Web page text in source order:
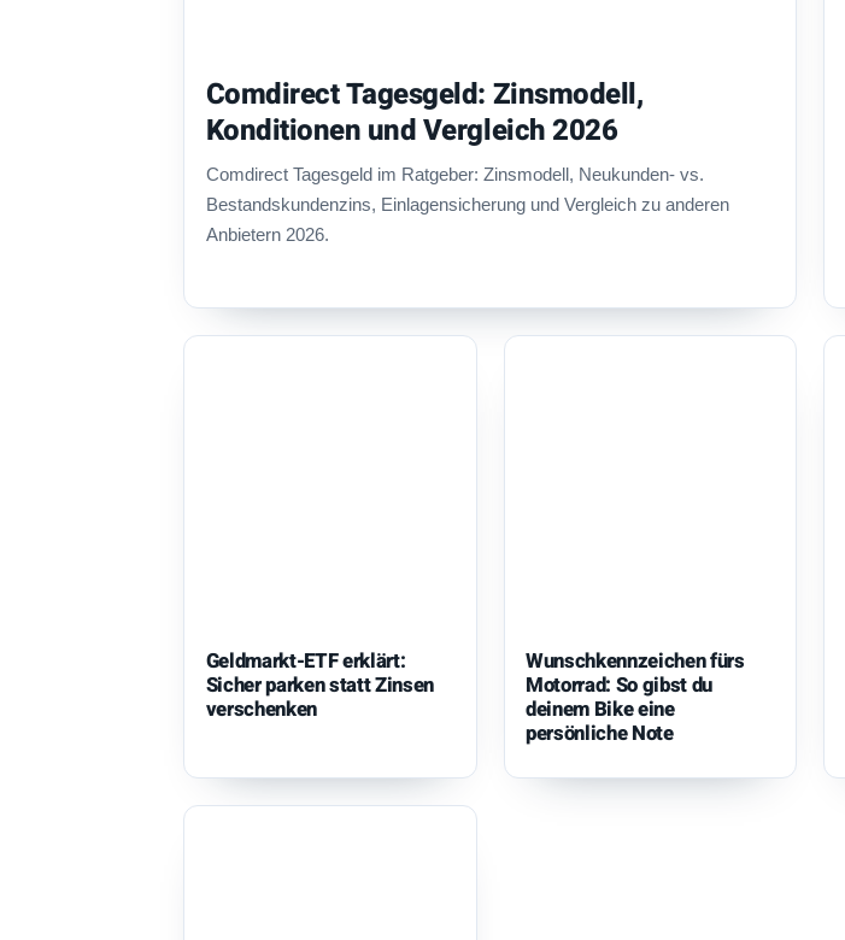
Comdirect Tagesgeld: Zinsmodell,
Konditionen und Vergleich 2026
Comdirect Tagesgeld im Ratgeber: Zinsmodell, Neukunden- vs.
Bestandskundenzins, Einlagensicherung und Vergleich zu anderen
Anbietern 2026.
Geldmarkt-ETF erklärt:
Sicher parken statt Zinsen
verschenken
Wunschkennzeichen fürs
Motorrad: So gibst du
deinem Bike eine
persönliche Note